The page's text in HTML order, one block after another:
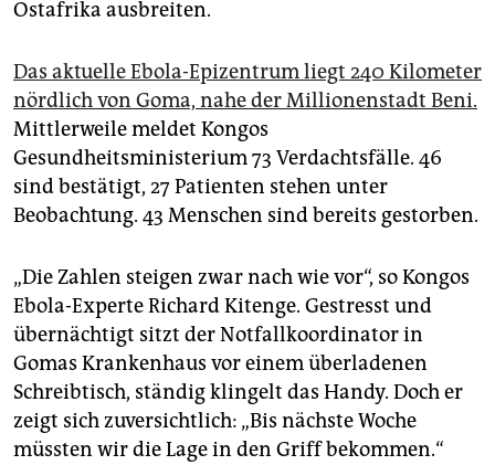
Ostafrika ausbreiten.
Das aktuelle Ebola-Epizentrum liegt 240 Kilometer
nördlich von Goma, nahe der Millionenstadt Beni.
Mittlerweile meldet Kongos
Gesundheitsministerium 73 Verdachtsfälle. 46
sind bestätigt, 27 Patienten stehen unter
Beobachtung. 43 Menschen sind bereits gestorben.
„Die Zahlen steigen zwar nach wie vor“, so Kongos
Ebola-Experte Richard Kitenge. Gestresst und
übernächtigt sitzt der Notfallkoordinator in
Gomas Krankenhaus vor einem überladenen
Schreibtisch, ständig klingelt das Handy. Doch er
zeigt sich zuversichtlich: „Bis nächste Woche
müssten wir die Lage in den Griff bekommen.“